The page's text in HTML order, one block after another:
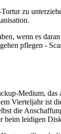
zu
wenn es
pflegen -
Medium,
Vierteljahr ist
die
beim leidigen